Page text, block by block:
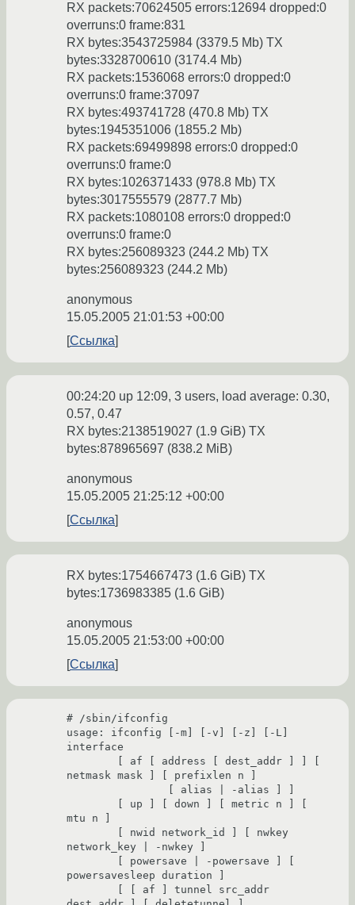
RX packets:70624505 errors:12694 dropped:0
overruns:0 frame:831
RX bytes:3543725984 (3379.5 Mb) TX
bytes:3328700610 (3174.4 Mb)
RX packets:1536068 errors:0 dropped:0
overruns:0 frame:37097
RX bytes:493741728 (470.8 Mb) TX
bytes:1945351006 (1855.2 Mb)
RX packets:69499898 errors:0 dropped:0
overruns:0 frame:0
RX bytes:1026371433 (978.8 Mb) TX
bytes:3017555579 (2877.7 Mb)
RX packets:1080108 errors:0 dropped:0
overruns:0 frame:0
RX bytes:256089323 (244.2 Mb) TX
bytes:256089323 (244.2 Mb)
anonymous
15.05.2005 21:01:53 +00:00
Ссылка
00:24:20 up 12:09, 3 users, load average: 0.30,
0.57, 0.47
RX bytes:2138519027 (1.9 GiB) TX
bytes:878965697 (838.2 MiB)
anonymous
15.05.2005 21:25:12 +00:00
Ссылка
RX bytes:1754667473 (1.6 GiB) TX
bytes:1736983385 (1.6 GiB)
anonymous
15.05.2005 21:53:00 +00:00
Ссылка
# /sbin/ifconfig
usage: ifconfig [-m] [-v] [-z] [-L]
interface
netmask mask ] [ prefixlen n ]
mtu n ]
network_key | -nwkey ]
powersavesleep duration ]